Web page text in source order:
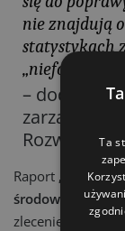
nie znajdują
statystykach
– dodaje
zarządu
Rozwoju
Raport
środowiskowo-
zlecenie Fundacji
Ta